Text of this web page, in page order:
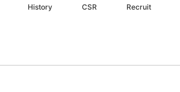
History CSR Recruit